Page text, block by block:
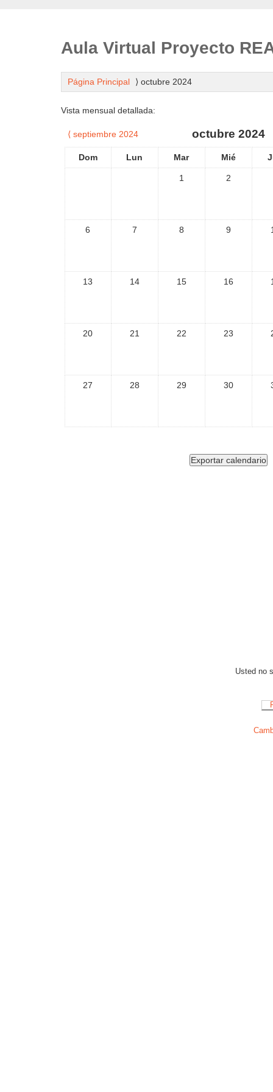
Aula Virtual Proyecto
Página Principal ⟩ octubre 2024
Vista mensual detallada:
⟨ septiembre 2024 octubre 2024
Dom Lun Mar Mié
1 2
6 7 8 9
13 14 15 16
20 21 22 23
27 28 29 30
Usted no